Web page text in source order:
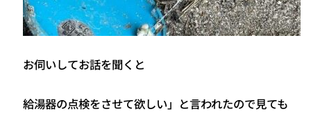
お伺いしてお話を聞くと
給湯器の点検をさせて欲しい」と言われたので見ても